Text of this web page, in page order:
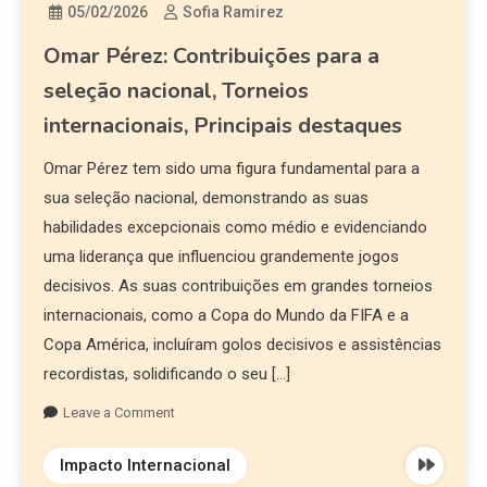
05/02/2026 Sofia Ramirez
Omar Pérez: Contribuições para a
seleção nacional, Torneios
internacionais, Principais destaques
Omar Pérez tem sido uma figura fundamental para a
sua seleção nacional, demonstrando as suas
habilidades excepcionais como médio e evidenciando
uma liderança que influenciou grandemente jogos
decisivos. As suas contribuições em grandes torneios
internacionais, como a Copa do Mundo da FIFA e a
Copa América, incluíram golos decisivos e assistências
recordistas, solidificando o seu […]
Leave a Comment
Impacto Internacional